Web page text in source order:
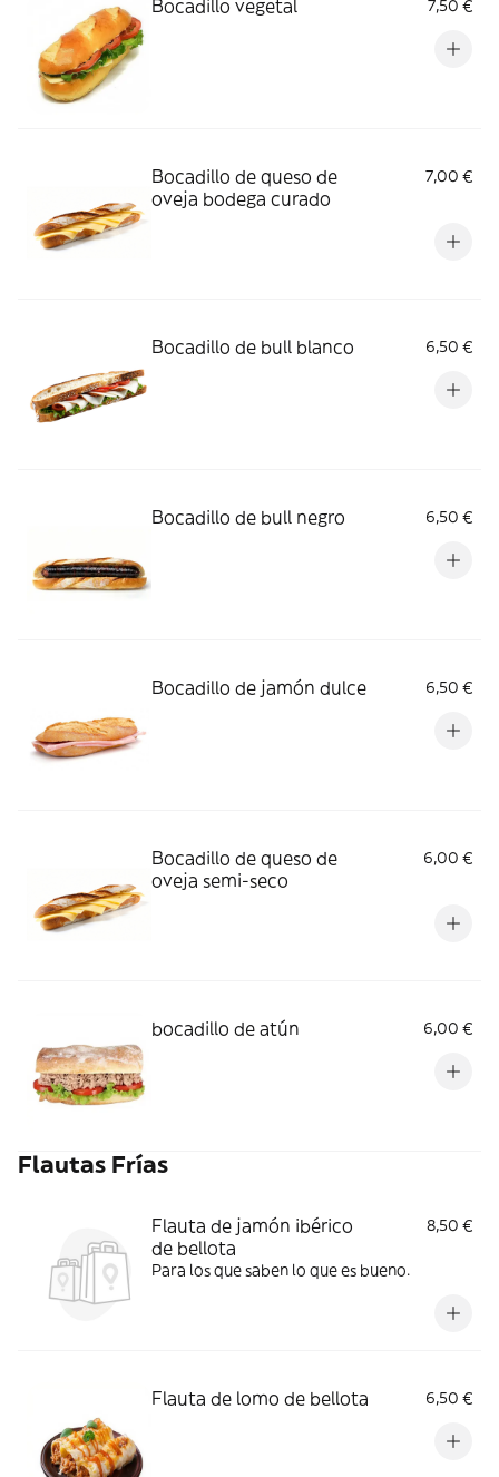
Bocadillo vegetal 7,50 €
Bocadillo de queso de
oveja bodega curado
7,00 €
Bocadillo de bull blanco 6,50 €
Bocadillo de bull negro 6,50 €
Bocadillo de jamón dulce 6,50 €
Bocadillo de queso de
oveja semi-seco
6,00 €
bocadillo de atún 6,00 €
Flautas Frías
Flauta de jamón ibérico
de bellota
8,50 €
Para los que saben lo que es bueno.
Flauta de lomo de bellota 6,50 €